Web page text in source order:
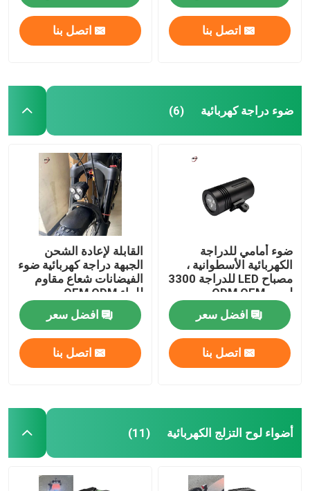
اتصل بنا اتصل بنا
ضوء دراجة كهربائية (6)
ضوء أمامي للدراجة
الكهربائية الأسطوانية ،
مصباح LED للدراجة 3300
لومن ODM OEM
افضل سعر
اتصل بنا
القابلة لإعادة الشحن
الجبهة دراجة كهربائية ضوء
الفيضانات شعاع مقاوم
للماء OEM ODM
افضل سعر
اتصل بنا
أضواء لوح التزلج الكهربائية (11)